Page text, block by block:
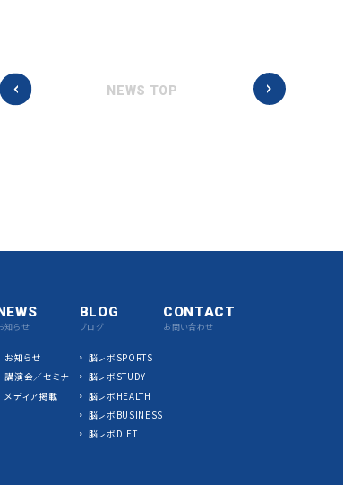
NEWS TOP
知らせ
お知らせ
講演会／セミナー
メディア掲載
BLOG
ブログ
脳レボSPORTS
脳レボSTUDY
脳レボHEALTH
脳レボBUSINESS
脳レボDIET
CONTACT
お問い合わせ